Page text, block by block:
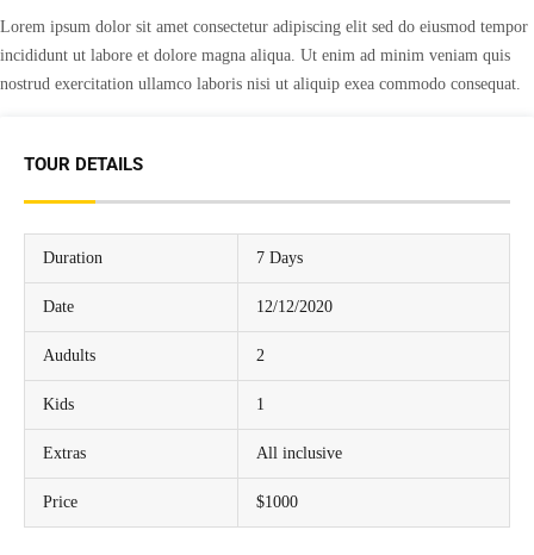
Lorem ipsum dolor sit amet consectetur adipiscing elit sed do eiusmod tempor
incididunt ut labore et dolore magna aliqua. Ut enim ad minim veniam quis
nostrud exercitation ullamco laboris nisi ut aliquip exea commodo consequat.
TOUR DETAILS
Duration 7 Days
Date 12/12/2020
Audults 2
Kids 1
Extras All inclusive
Price $1000